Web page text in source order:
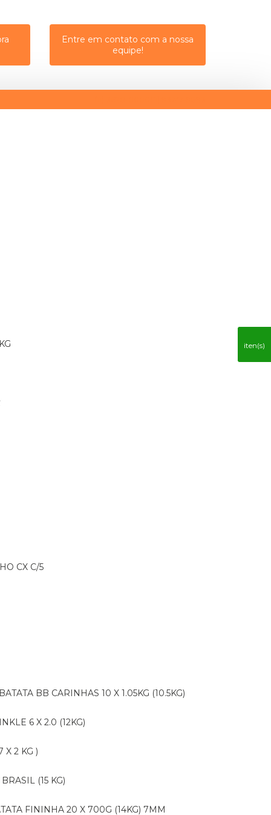
Entre em contato com a nossa
equipe!
CX C/5
BATATA BB CARINHAS 10 X 1.05KG (10.5KG)
6 X 2.0 (12KG)
X 2 KG )
(15 KG)
FININHA 20 X 700G (14KG) 7MM
iten(s)